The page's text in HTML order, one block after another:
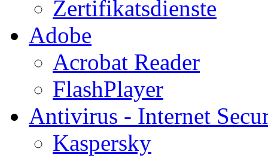
Zertifikatsdienste
Adobe
Acrobat Reader
FlashPlayer
Antivirus - Internet
Kaspersky